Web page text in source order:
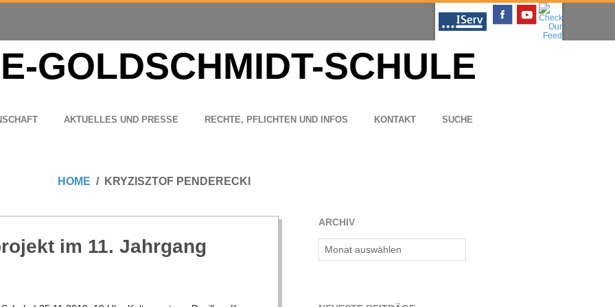
AKTU­EL­LES UND PRESSE RECHTE, PFLICH­TEN UND INFOS KON­TAKT SUCHE
HOME KRYZISZTOF PENDERECKI
im 11. Jahrgang
ARCHIV
Archiv